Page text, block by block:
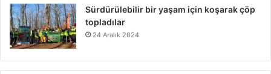
Sürdürülebilir bir yaşam için koşarak çöp
topladılar
24 Aralık 2024